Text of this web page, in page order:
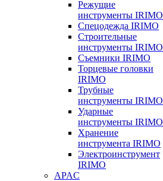
Режущие
инструменты IRIMO
Спецодежда IRIMO
Строительные
инструменты IRIMO
Съемники IRIMO
Торцевые головки
IRIMO
Трубные
инструменты IRIMO
Ударные
инструменты IRIMO
Хранение
инструмента IRIMO
Электроинструмент
IRIMO
APAC